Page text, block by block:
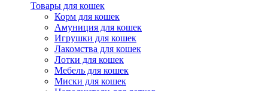
Товары для кошек
Корм для кошек
Амуниция для кошек
Игрушки для кошек
Лакомства для кошек
Лотки для кошек
Мебель для кошек
Миски для кошек